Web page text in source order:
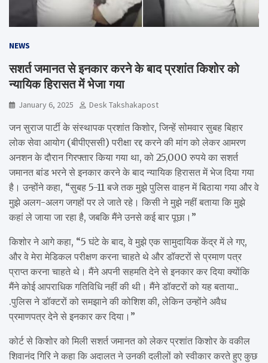
NEWS
सशर्त जमानत से इनकार करने के बाद प्रशांत किशोर को
न्यायिक हिरासत में भेजा गया
January 6, 2025 Desk Takshakapost
जन सुराज पार्टी के संस्थापक प्रशांत किशोर, जिन्हें सोमवार सुबह बिहार
लोक सेवा आयोग (बीपीएससी) परीक्षा रद्द करने की मांग को लेकर आमरण
अनशन के दौरान गिरफ्तार किया गया था, को 25,000 रुपये का सशर्त
जमानत बांड भरने से इनकार करने के बाद न्यायिक हिरासत में भेज दिया गया
है। उन्होंने कहा, “सुबह 5-11 बजे तक मुझे पुलिस वाहन में बिठाया गया और वे
मुझे अलग-अलग जगहों पर ले जाते रहे। किसी ने मुझे नहीं बताया कि मुझे
कहां ले जाया जा रहा है, जबकि मैंने उनसे कई बार पूछा।”
किशोर ने आगे कहा, “5 घंटे के बाद, वे मुझे एक सामुदायिक केंद्र में ले गए,
और वे मेरा मेडिकल परीक्षण करना चाहते थे और डॉक्टरों से प्रमाण पत्र
प्राप्त करना चाहते थे। मैंने अपनी सहमति देने से इनकार कर दिया क्योंकि
मैंने कोई आपराधिक गतिविधि नहीं की थी। मैंने डॉक्टरों को यह बताया..
.पुलिस ने डॉक्टरों को समझाने की कोशिश की, लेकिन उन्होंने अवैध
प्रमाणपत्र देने से इनकार कर दिया।”
कोर्ट से किशोर को मिली सशर्त जमानत को लेकर प्रशांत किशोर के वकील
शिवानंद गिरि ने कहा कि अदालत ने उनकी दलीलों को स्वीकार करते हुए कुछ